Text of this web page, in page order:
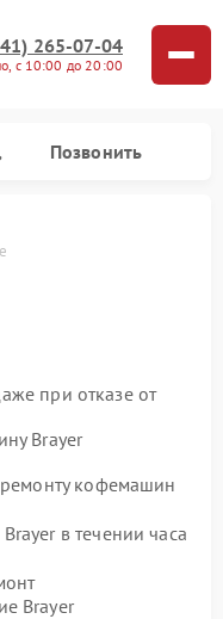
265-07-04
с 10:00 до 20:00
Позвонить
при отказе от
Brayer
кофемашин
в течении часа
Brayer